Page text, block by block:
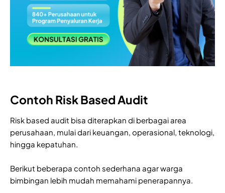
Contoh Risk Based Audit
Risk based audit bisa diterapkan di berbagai area
perusahaan, mulai dari keuangan, operasional, teknologi,
hingga kepatuhan.
Berikut beberapa contoh sederhana agar warga
bimbingan lebih mudah memahami penerapannya.